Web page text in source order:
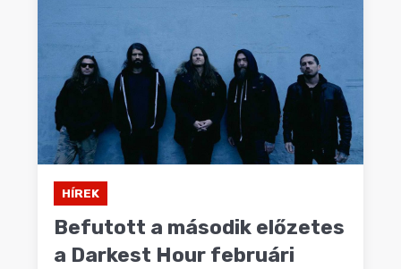
HÍREK
Befutott a második előzetes
a Darkest Hour februári